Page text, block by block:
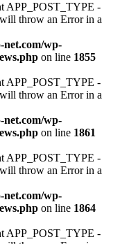
APP_POST_TYPE -
throw an Error in a
net.com/wp-
on line 1855
APP_POST_TYPE -
throw an Error in a
net.com/wp-
on line 1861
APP_POST_TYPE -
throw an Error in a
net.com/wp-
on line 1864
APP_POST_TYPE -